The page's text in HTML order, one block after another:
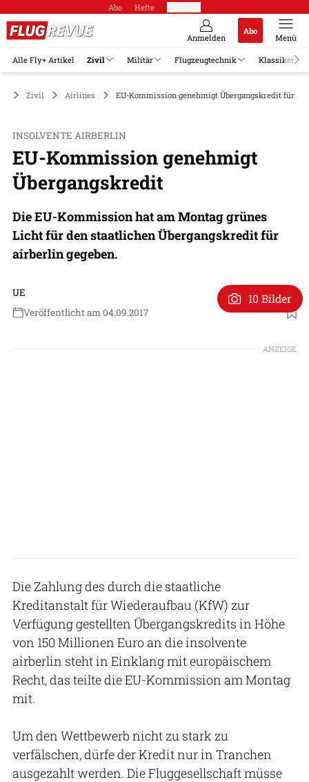
Abo Hefte
Anmelden
Abo
Menü
Alle Fly+ Artikel Zivil Militär Flugzeugtechnik Klassiker
Zivil Airlines EU-Kommission genehmigt Übergangskredit für
INSOLVENTE AIRBERLIN
EU-Kommission genehmigt
Übergangskredit
Die EU-Kommission hat am Montag grünes
Licht für den staatlichen Übergangskredit für
airberlin gegeben.
UE
Veröffentlicht am 04.09.2017
10 Bilder
ANZEIGE
Die Zahlung des durch die staatliche
Kreditanstalt für Wiederaufbau (KfW) zur
Verfügung gestellten Übergangskredits in Höhe
von 150 Millionen Euro an die insolvente
airberlin steht in Einklang mit europäischem
Recht, das teilte die EU-Kommission am Montag
mit.
Um den Wettbewerb nicht zu stark zu
verfälschen, dürfe der Kredit nur in Tranchen
ausgezahlt werden. Die Fluggesellschaft müsse